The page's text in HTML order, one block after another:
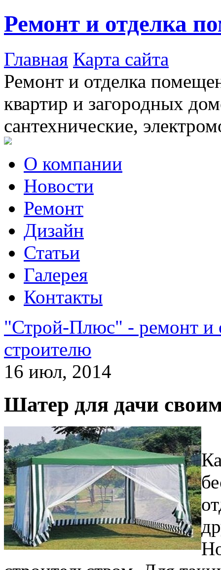
Ремонт и отделка
Главная Карта сайта
Ремонт и отделка
квартир и загородных
сантехнические,
О компании
Новости
Ремонт
Дизайн
Статьи
Галерея
Контакты
"Строй-Плюс" - ремонт и
строителю
16 июл, 2014
Шатер для дачи